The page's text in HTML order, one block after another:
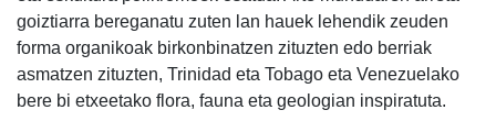
goiztiarra bereganatu zuten lan hauek lehendik zeuden
forma organikoak birkonbinatzen zituzten edo berriak
asmatzen zituzten, Trinidad eta Tobago eta Venezuelako
bere bi etxeetako flora, fauna eta geologian inspiratuta.